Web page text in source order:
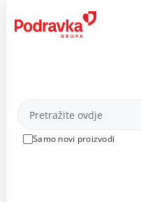
content
Proizvodi
Samo novi proizvodi